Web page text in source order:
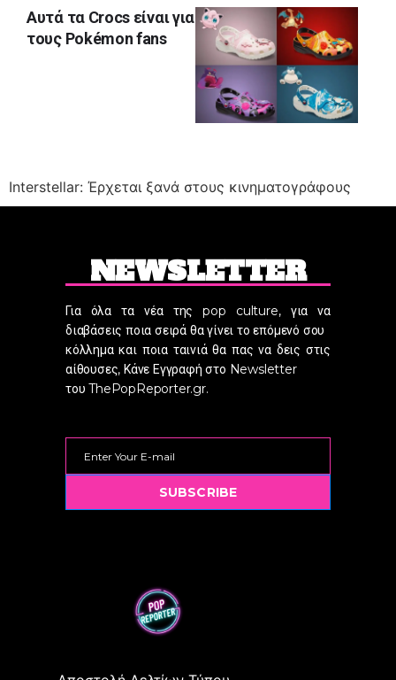
Αυτά τα Crocs είναι για
τους Pokémon fans
Interstellar: Έρχεται ξανά στους κινηματογράφους
NEWSLETTER
Για όλα τα νέα της pop culture, για να
διαβάσεις ποια σειρά θα γίνει το επόμενό σου
κόλλημα και ποια ταινιά θα πας να δεις στις
αίθουσες, Κάνε Εγγραφή στο Newsletter
του ThePopReporter.gr.
SUBSCRIBE